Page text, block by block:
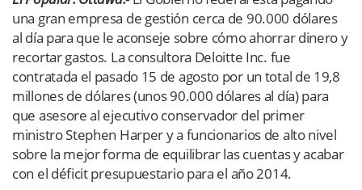
una gran empresa de gestión cerca de 90.000 dólares
al día para que le aconseje sobre cómo ahorrar dinero y
recortar gastos. La consultora Deloitte Inc. fue
contratada el pasado 15 de agosto por un total de 19,8
millones de dólares (unos 90.000 dólares al día) para
que asesore al ejecutivo conservador del primer
ministro Stephen Harper y a funcionarios de alto nivel
sobre la mejor forma de equilibrar las cuentas y acabar
con el déficit presupuestario para el año 2014.